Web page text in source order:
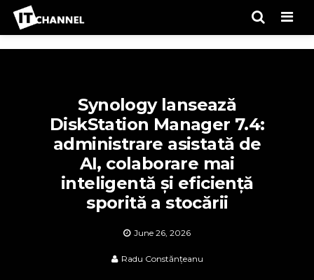
Synology lansează
DiskStation Manager 7.4:
administrare asistată de
AI, colaborare mai
inteligentă și eficiență
sporită a stocării
June 26, 2026
Radu Constănțeanu